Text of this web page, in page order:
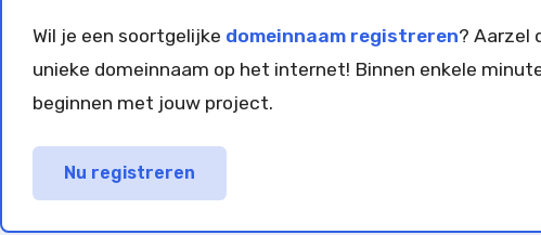
Wil je een soortgelijke domeinnaam registreren? Aarzel
unieke domeinnaam op het internet! Binnen enkele
beginnen met jouw project.
Nu registreren